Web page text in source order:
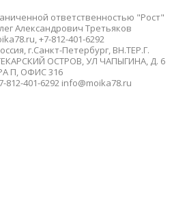
ответственностью "Рост"
Александрович Третьяков
+7-812-401-6292
г.Санкт-Петербург, ВН.ТЕР.Г.
ОСТРОВ, УЛ ЧАПЫГИНА, Д. 6
П, ОФИС 316
401-6292 info@moika78.ru